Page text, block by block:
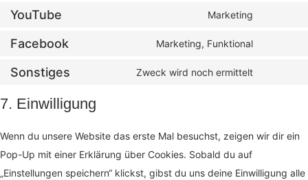
YouTube Marketing
Facebook Marketing, Funktional
Sonstiges Zweck wird noch ermittelt
7. Einwilligung
Wenn du unsere Website das erste Mal besuchst, zeigen wir dir ein
Pop-Up mit einer Erklärung über Cookies. Sobald du auf
„Einstellungen speichern“ klickst, gibst du uns deine Einwilligung alle